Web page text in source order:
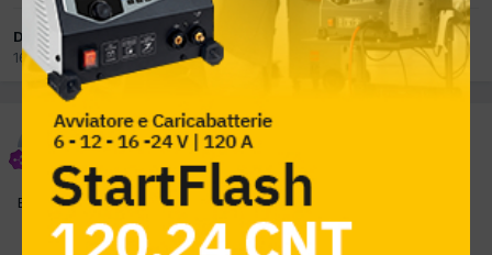
Da skyfox
16 Luglio 2015inMeccatronica
skyfox
16 Luglio 2015
Buonasera a tutti,